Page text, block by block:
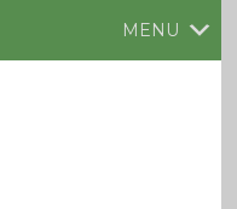
MENU